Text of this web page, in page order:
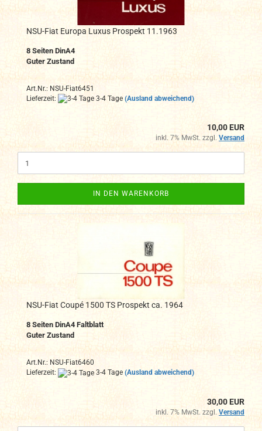
NSU-Fiat Europa Luxus Prospekt 11.1963
8 Seiten DinA4
Guter Zustand
Art.Nr.: NSU-Fiat6451
Lieferzeit:
3-4 Tage (Ausland abweichend)
10,00 EUR
inkl. 7% MwSt. zzgl. Versand
IN DEN WARENKORB
NSU-Fiat Coupé 1500 TS Prospekt ca. 1964
8 Seiten DinA4 Faltblatt
Guter Zustand
Art.Nr.: NSU-Fiat6460
Lieferzeit:
3-4 Tage (Ausland abweichend)
30,00 EUR
inkl. 7% MwSt. zzgl. Versand